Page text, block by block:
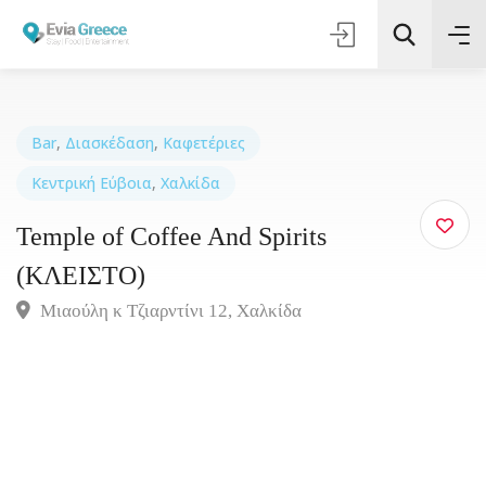
Τοποθεσία
Όλες οι Κατηγορίες
Αναζήτηση
Bar, Διασκέδαση, Καφετέριες
Κεντρική Εύβοια, Χαλκίδα
Temple of Coffee And Spirits
(ΚΛΕΙΣΤΟ)
Μιαούλη κ Τζιαρντίνι 12, Χαλκίδα